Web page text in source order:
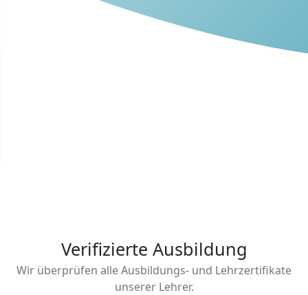
Verifizierte Ausbildung
Wir überprüfen alle Ausbildungs- und Lehrzertifikate
unserer Lehrer.